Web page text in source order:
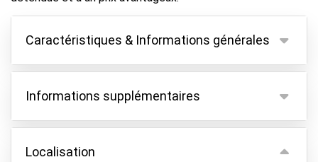
Caractéristiques & Informations générales
Caractéristiques
Parking couvert
Gardez vos clés
Vidéosurveillance
Informations supplémentaires
Pour les grands véhicules tels que les camping-
cars, les transporteurs, etc., il y a un supplément de
Localisation